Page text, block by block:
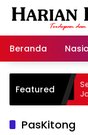
Langsung
Beranda
Featured Jalan
PasKitong